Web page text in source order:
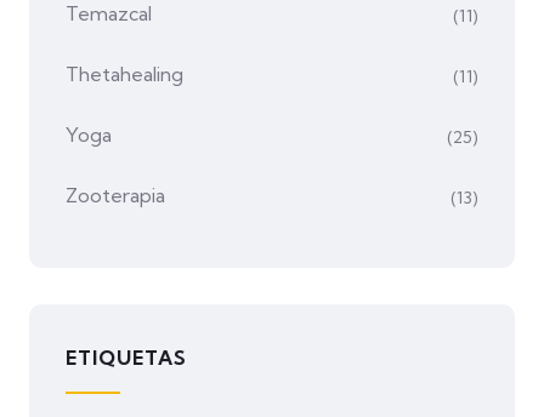
Temazcal (11)
Thetahealing (11)
Yoga (25)
Zooterapia (13)
ETIQUETAS